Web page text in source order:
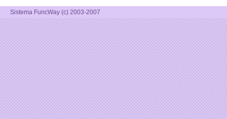
Sistema FuncWay (c) 2003-2007